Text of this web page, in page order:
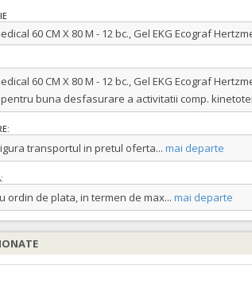
60 CM X 80 M - 12 bc., Gel EKG Ecograf
60 CM X 80 M - 12 bc., Gel EKG Ecograf
buna desfasurare a activitatii comp.
transportul in pretul oferta... mai departe
ordin de plata, in termen de max... mai departe